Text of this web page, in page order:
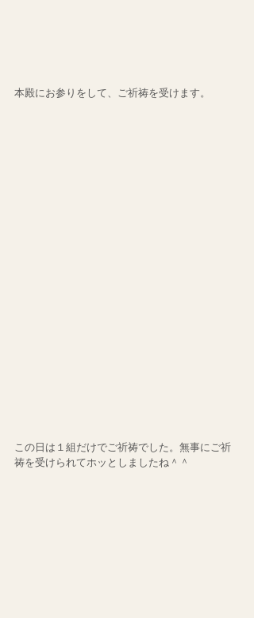
本殿にお参りをして、ご祈祷を受けます。
この日は１組だけでご祈祷でした。無事にご祈
祷を受けられてホッとしましたね＾＾